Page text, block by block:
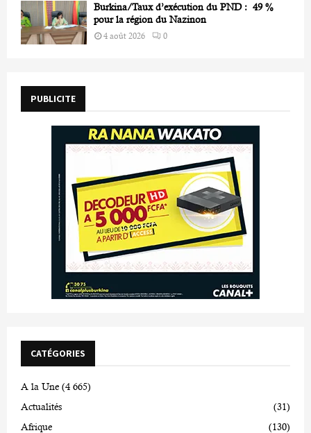
Burkina/Taux d’exécution du PND : 49 %
pour la région du Nazinon
4 août 2026 0
PUBLICITE
CATÉGORIES
A la Une (4 665)
Actualités
(31)
Afrique
(130)